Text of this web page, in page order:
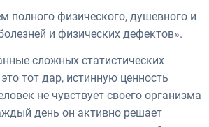
полного физического, душевного и
и физических дефектов».
сложных статистических
тот дар, истинную ценность
не чувствует своего организма
день он активно решает